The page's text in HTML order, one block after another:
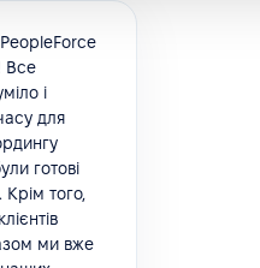
Все
і
для
готові
Крім того,
ми вже